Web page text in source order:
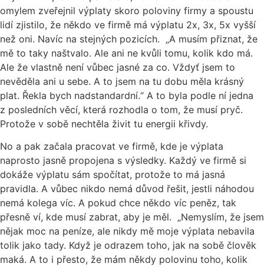
omylem zveřejnil výplaty skoro poloviny firmy a spoustu
lidí zjistilo, že někdo ve firmě má výplatu 2x, 3x, 5x vyšší
než oni. Navíc na stejných pozicích. „A musím přiznat, že
mě to taky naštvalo. Ale ani ne kvůli tomu, kolik kdo má.
Ale že vlastně není vůbec jasné za co. Vždyť jsem to
nevěděla ani u sebe. A to jsem na tu dobu měla krásný
plat. Řekla bych nadstandardní.“ A to byla podle ní jedna
z posledních věcí, která rozhodla o tom, že musí pryč.
Protože v sobě nechtěla živit tu energii křivdy.
No a pak začala pracovat ve firmě, kde je výplata
naprosto jasně propojena s výsledky. Každý ve firmě si
dokáže výplatu sám spočítat, protože to má jasná
pravidla. A vůbec nikdo nemá důvod řešit, jestli náhodou
nemá kolega víc. A pokud chce někdo víc peněz, tak
přesně ví, kde musí zabrat, aby je měl. „Nemyslím, že jsem
nějak moc na peníze, ale nikdy mě moje výplata nebavila
tolik jako tady. Když je odrazem toho, jak na sobě člověk
maká. A to i přesto, že mám někdy polovinu toho, kolik